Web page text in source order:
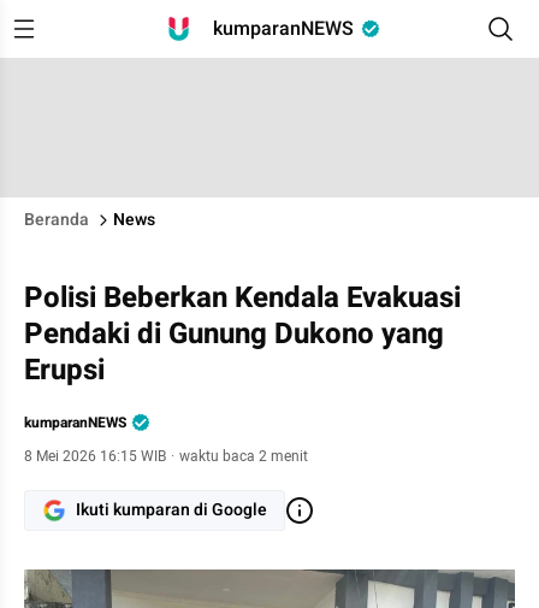
kumparanNEWS
Beranda News
Polisi Beberkan Kendala Evakuasi
Pendaki di Gunung Dukono yang
Erupsi
kumparanNEWS
8 Mei 2026 16:15 WIB · waktu baca 2 menit
Ikuti kumparan di Google